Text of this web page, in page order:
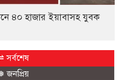
৪০ হাজার ইয়াবাসহ যুবক
সর্বশেষ
জনপ্রিয়